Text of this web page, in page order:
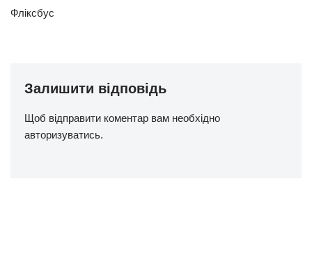
Фліксбус
Залишити відповідь
Щоб відправити коментар вам необхідно
авторизуватись.